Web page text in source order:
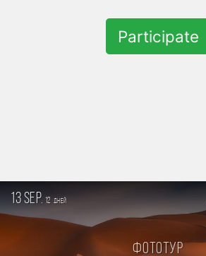
Participate
13 sep. 12 дней
Фототур